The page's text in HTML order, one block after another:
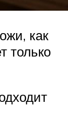
как
только